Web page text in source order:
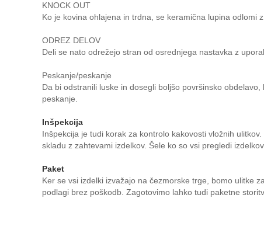
KNOCK OUT
Ko je kovina ohlajena in trdna, se keramična lupina odlomi
ODREZ DELOV
Deli se nato odrežejo stran od osrednjega nastavka z
Peskanje/peskanje
Da bi odstranili luske in dosegli boljšo površinsko
peskanje.
Inšpekcija
Inšpekcija je tudi korak za kontrolo kakovosti vložnih
skladu z zahtevami izdelkov. Šele ko so vsi pregledi
Paket
Ker se vsi izdelki izvažajo na čezmorske trge, bomo ulitke
podlagi brez poškodb. Zagotovimo lahko tudi paketne